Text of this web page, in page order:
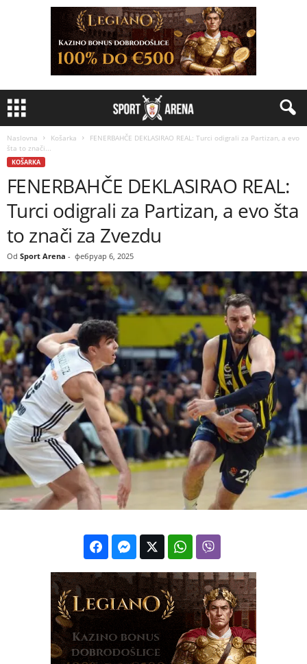
Naslovna Košarka
FENERBAHČE DEKLASIRAO REAL: Turci odigrali za Partizan, a evo
šta to znači...
KOŠARKA
FENERBAHČE DEKLASIRAO REAL:
Turci odigrali za Partizan, a evo šta
to znači za Zvezdu
Od Sport Arena - фебруар 6, 2025